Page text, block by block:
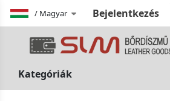
/ Magyar Bejelentkezés
Kategóriák